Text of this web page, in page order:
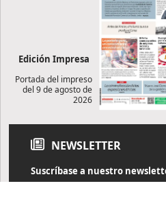
Edición Impresa
Portada del impreso
del 9 de agosto de
2026
NEWSLETTER
Suscríbase a nuestro
Reciba diariamente información